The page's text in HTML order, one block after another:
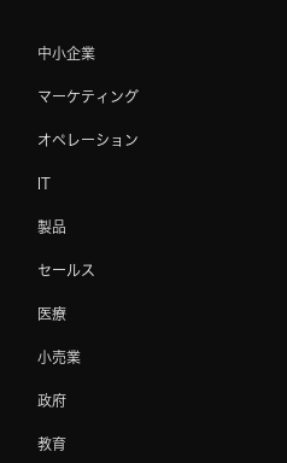
中小企業
マーケティング
オペレーション
IT
製品
セールス
医療
小売業
政府
教育